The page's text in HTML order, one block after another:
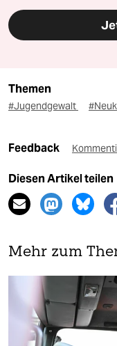
Themen
#Jugendgewalt
Feedback
Diesen Artikel teilen
Mehr zum